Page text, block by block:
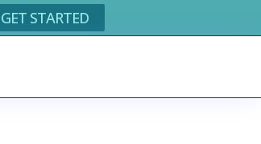
GET STARTED